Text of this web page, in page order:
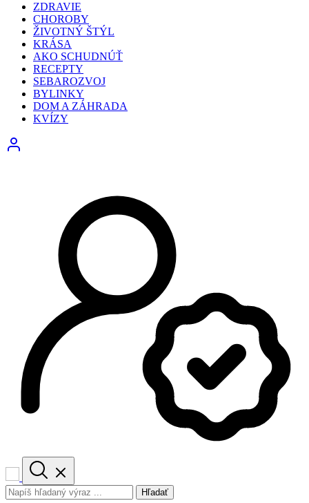
ZDRAVIE
CHOROBY
ŽIVOTNÝ ŠTÝL
KRÁSA
AKO SCHUDNÚŤ
RECEPTY
SEBAROZVOJ
BYLINKY
DOM A ZÁHRADA
KVÍZY
Hľadať